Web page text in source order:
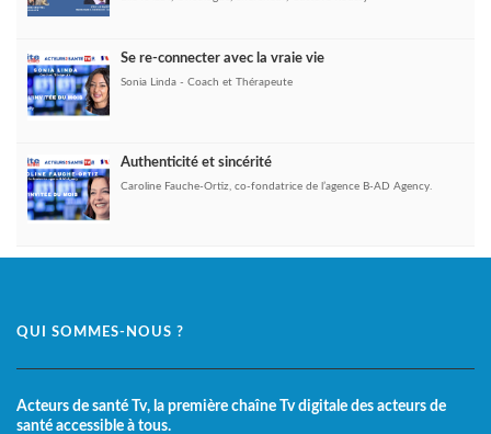
Se re-connecter avec la vraie vie
Sonia Linda - Coach et Thérapeute
Authenticité et sincérité
Caroline Fauche-Ortiz, co-fondatrice de l’agence B-AD Agency.
QUI SOMMES-NOUS ?
Acteurs de santé Tv, la première chaîne Tv digitale des acteurs de
santé accessible à tous.